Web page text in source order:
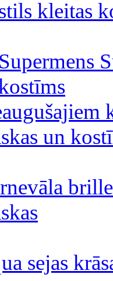
kleitas
Supermens
un
sejas